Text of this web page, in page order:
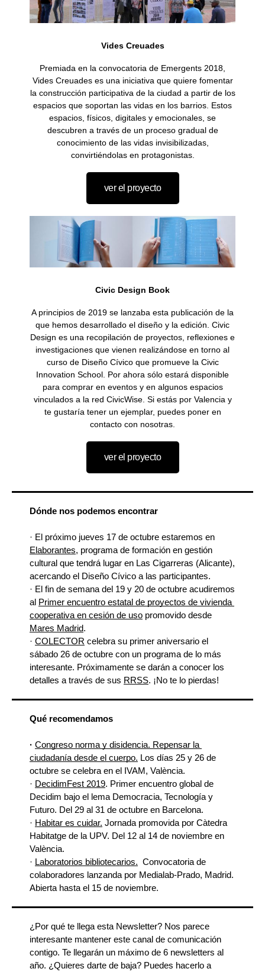
Vides Creuades
Premiada en la convocatoria de Emergents 2018,
Vides Creuades es una iniciativa que quiere fomentar
la construcción participativa de la ciudad a partir de los
espacios que soportan las vidas en los barrios. Estos
espacios, físicos, digitales y emocionales, se
descubren a través de un proceso gradual de
conocimiento de las vidas invisibilizadas,
convirtiéndolas en protagonistas.
ver el proyecto
Civic Design Book
A principios de 2019 se lanzaba esta publicación de la
que hemos desarrollado el diseño y la edición. Civic
Design es una recopilación de proyectos, reflexiones e
investigaciones que vienen realizándose en torno al
curso de Diseño Cívico que promueve la Civic
Innovation School. Por ahora sólo estará disponible
para comprar en eventos y en algunos espacios
vinculados a la red CivicWise. Si estás por Valencia y
te gustaría tener un ejemplar, puedes poner en
contacto con nosotras.
ver el proyecto
Dónde nos podemos encontrar
Elaborantes, programa de formación en gestión
cultural que tendrá lugar en Las Cigarreras (Alicante),
acercando el Diseño Cívico a las participantes.
· El fin de semana del 19 y 20 de octubre acudiremos
al Primer encuentro estatal de proyectos de vivienda
cooperativa en cesión de uso
Mares Madrid.
· COLECTOR celebra su primer aniversario el
sábado 26 de octubre con un programa de lo más
interesante. Próximamente se darán a conocer los
detalles a través de sus RRSS. ¡No te lo pierdas!
Qué recomendamos
· Congreso norma y disidencia. Repensar la
ciudadanía desde el cuerpo. Los días 25 y 26 de
octubre se celebra en el IVAM, València.
· DecidimFest 2019. Primer encuentro global de
Decidim bajo el lema Democracia, Tecnología y
Futuro. Del 29 al 31 de octubre en Barcelona.
· Habitar es cuidar. Jornada promovida por Càtedra
Habitatge de la UPV. Del 12 al 14 de noviembre en
València.
· Laboratorios bibliotecarios. Convocatoria de
colaboradores lanzanda por Medialab-Prado, Madrid.
Abierta hasta el 15 de noviembre.
¿Por qué te llega esta Newsletter? Nos parece
interesante mantener este canal de comunicación
contigo. Te llegarán un máximo de 6 newsletters al
año. ¿Quieres darte de baja? Puedes hacerlo a